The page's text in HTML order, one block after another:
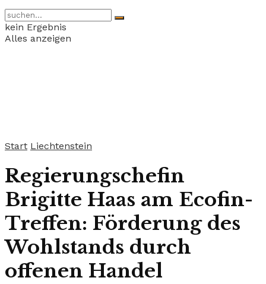
kein Ergebnis
Alles anzeigen
Start Liechtenstein
Regierungschefin
Brigitte Haas am Ecofin-
Treffen: Förderung des
Wohlstands durch
offenen Handel